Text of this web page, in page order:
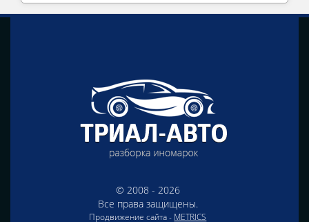
© 2008 - 2026
Все права защищены.
Продвижение сайта - METRICS